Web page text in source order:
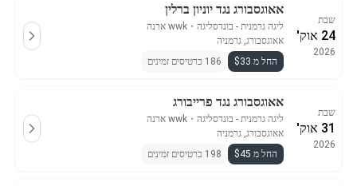
שבת
24 אוק'
2026
אאוגסבורג נגד יוניון ברלין
ליגה גרמנית - בונדסליגה ・ wwk ארנה
אאוגסבורג, גרמניה
החל מ $33
186 כרטיסים זמינים
שבת
31 אוק'
2026
אאוגסבורג נגד פרייבורג
ליגה גרמנית - בונדסליגה ・ wwk ארנה
אאוגסבורג, גרמניה
החל מ $45
198 כרטיסים זמינים